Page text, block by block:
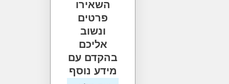
השאירו
פרטים
אליכם
בהקדם עם
מידע נוסף